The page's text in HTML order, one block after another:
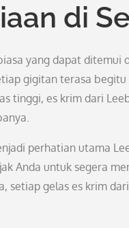
di
yang dapat
gigitan terasa
tinggi, es krim dari
perhatian utama
Anda untuk segera
setiap gelas es krim